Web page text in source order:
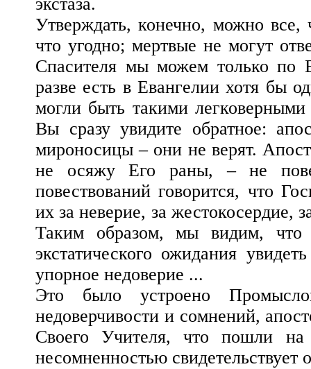
Утверждать, конечно, можно все,
что угодно; мертвые не могут
Спасителя мы можем только по
разве есть в Евангелии хотя бы
могли быть такими
Вы сразу увидите обратное:
мироносицы – они не верят.
не осяжу Его раны, – не
повествований говорится, что
их за неверие, за жестокосердие,
Таким образом, мы видим, что
экстатического ожидания
упорное недоверие ...
Это было устроено
недоверчивости и сомнений,
Своего Учителя, что пошли
несомненностью